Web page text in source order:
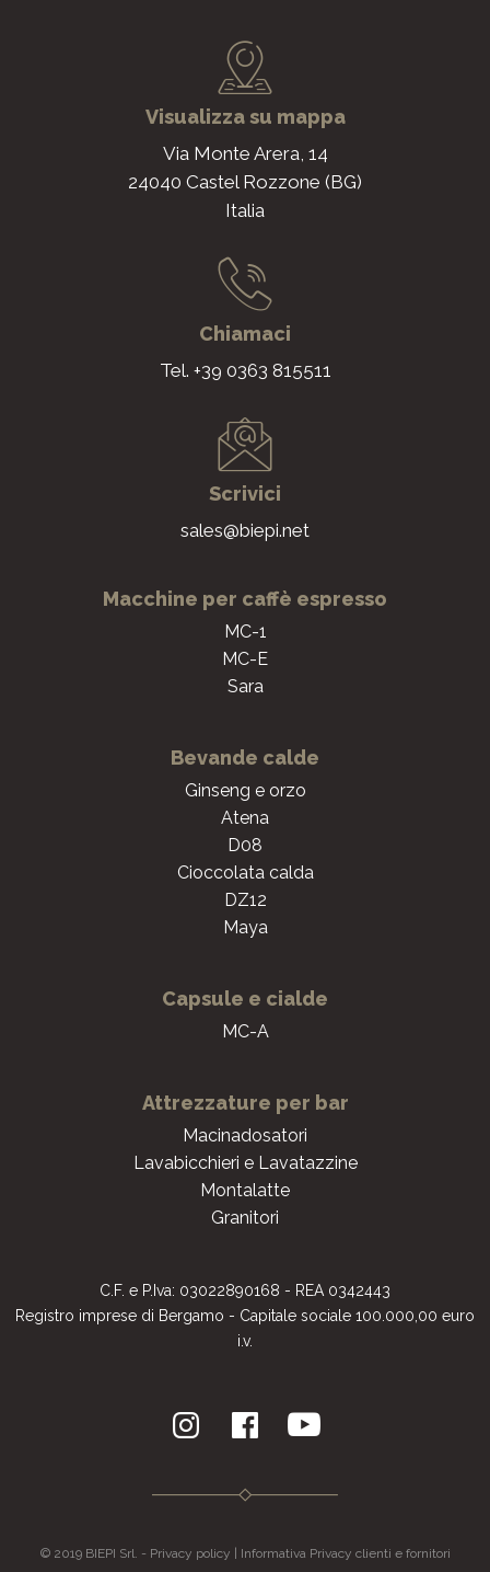
Visualizza su mappa
Via Monte Arera, 14
24040 Castel Rozzone (BG)
Italia
Chiamaci
Tel. +39 0363 815511
Scrivici
sales@biepi.net
Macchine per caffè espresso
MC-1
MC-E
Sara
Bevande calde
Ginseng e orzo
Atena
D08
Cioccolata calda
DZ12
Maya
Capsule e cialde
MC-A
Attrezzature per bar
Macinadosatori
Lavabicchieri e Lavatazzine
Montalatte
Granitori
C.F. e P.Iva: 03022890168 - REA 0342443
Registro imprese di Bergamo - Capitale sociale 100.000,00 euro
i.v.
© 2019 BIEPI Srl. - Privacy policy Informativa Privacy clienti e fornitori